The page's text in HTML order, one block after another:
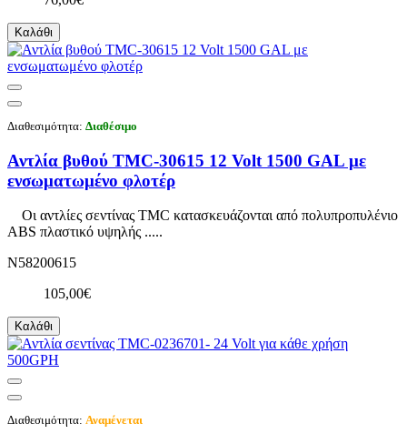
Καλάθι
Διαθεσιμότητα: Διαθέσιμο
Αντλία βυθού TMC-30615 12 Volt 1500 GAL με
ενσωματωμένο φλοτέρ
Οι αντλίες σεντίνας TMC κατασκευάζονται από πολυπροπυλένιο
ABS πλαστικό υψηλής .....
N58200615
105,00€
Καλάθι
Διαθεσιμότητα: Αναμένεται